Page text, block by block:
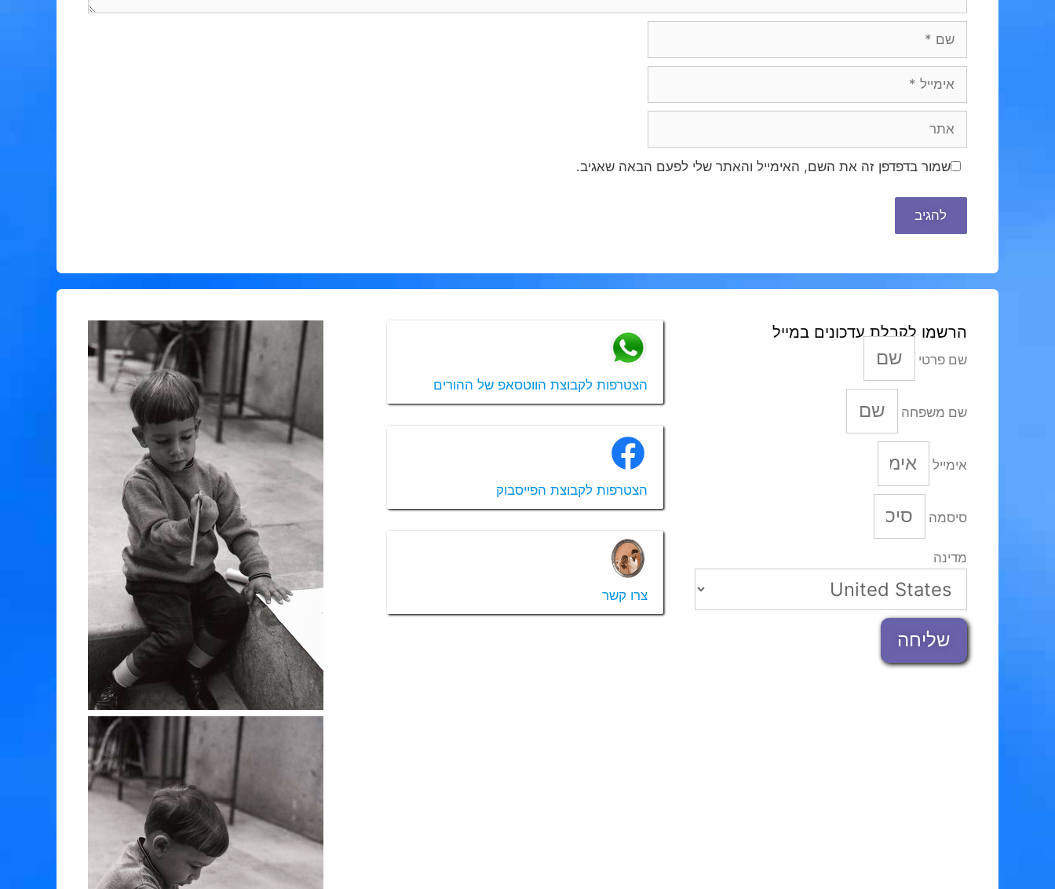
שמור בדפדפן זה את השם, האימייל והאתר שלי לפעם הבאה שאגיב.
הרשמו לקבלת עדכונים במייל
שם פרטי
שם משפחה
אימייל
סיסמה
מדינה
שליחה
הצטרפות לקבוצת הווטסאפ של ההורים
הצטרפות לקבוצת הפייסבוק
צרו קשר